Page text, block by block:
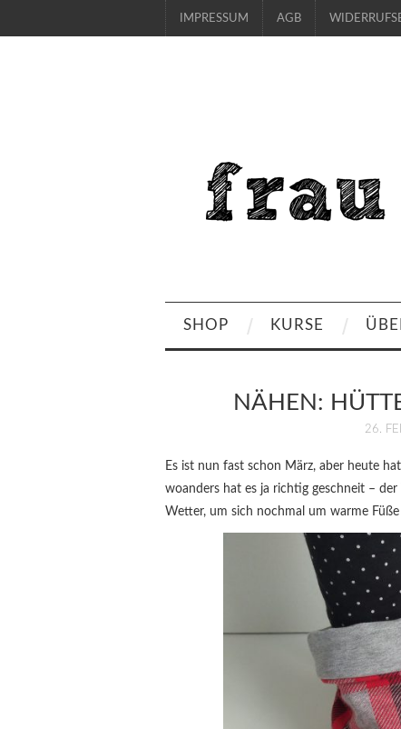
IMPRESSUM AGB
SHOP KURSE
NÄHEN:
26.
Es ist nun fast schon März, aber heute
woanders hat es ja richtig geschneit –
Wetter, um sich nochmal um warme